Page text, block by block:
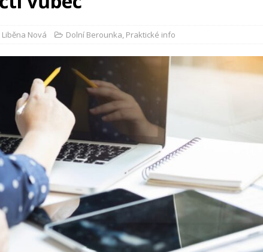
Liběna Nová Dolní Berounka, Praktické info